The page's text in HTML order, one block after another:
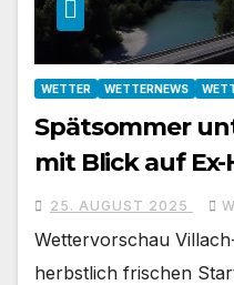
WETTER WETTERNEWS
Spätsommer
mit Blick auf Ex-
25. AUGUST 2025
Wettervorschau
herbstlich frischen